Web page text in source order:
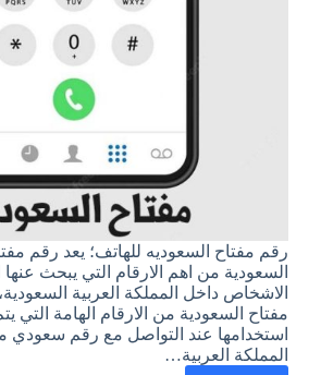
رقم مفتاح السعوديه للهاتف؛ يعد رقم
السعودية من اهم الارقام التي يبحث عنها
الاشخاص داخل المملكة العربية
مفتاح السعودية من الارقام الهامة التي
استخدامها عند التواصل مع رقم سعودي
المملكة العربية…